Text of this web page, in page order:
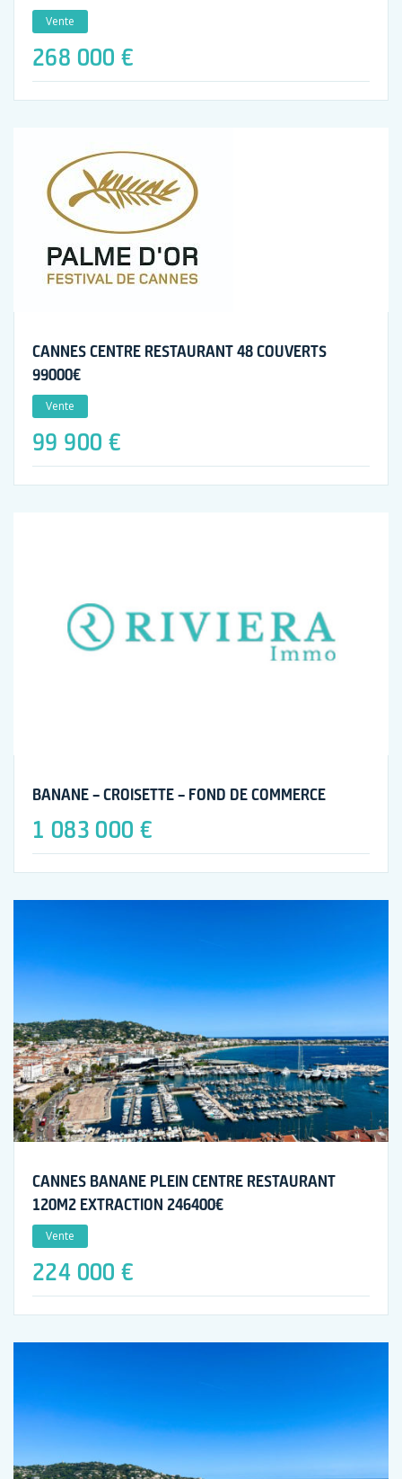
Vente
268 000 €
CANNES CENTRE RESTAURANT 48 COUVERTS
99000€
Vente
99 900 €
BANANE – CROISETTE – FOND DE COMMERCE
1 083 000 €
CANNES BANANE PLEIN CENTRE RESTAURANT
120M2 EXTRACTION 246400€
Vente
224 000 €